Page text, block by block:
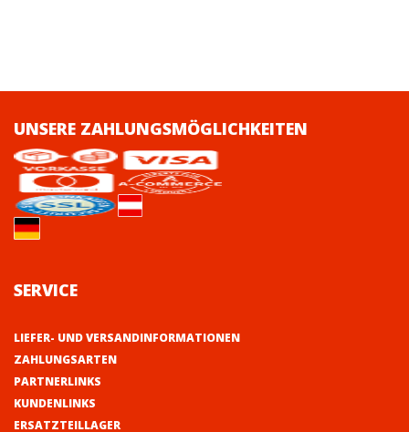
UNSERE ZAHLUNGSMÖGLICHKEITEN
SERVICE
LIEFER- UND VERSANDINFORMATIONEN
ZAHLUNGSARTEN
PARTNERLINKS
KUNDENLINKS
ERSATZTEILLAGER